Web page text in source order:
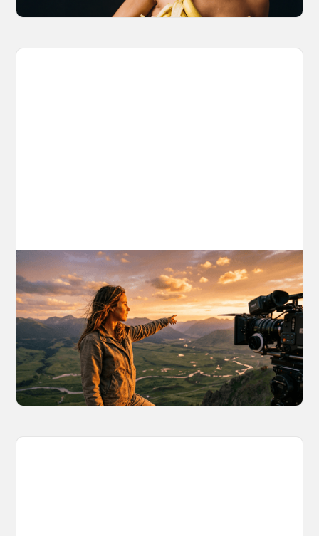
AI World Building for Content Creators:
A More Consistent Approach to AI
Content
Learn why building persistent AI worlds beats
one-off video generation for content creators,
and how to create such 3D environments with
OpenArt Worlds.
March 26, 2026